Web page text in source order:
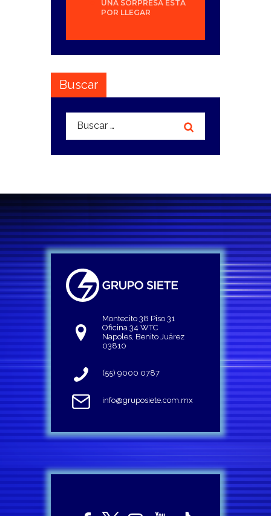
UNA SORPRESA ESTÁ
POR LLEGAR
Buscar
Buscar:
Montecito 38 Piso 31
Oficina 34 WTC
Napoles, Benito Juárez
03810
(55) 9000 0787
info@gruposiete.com.mx